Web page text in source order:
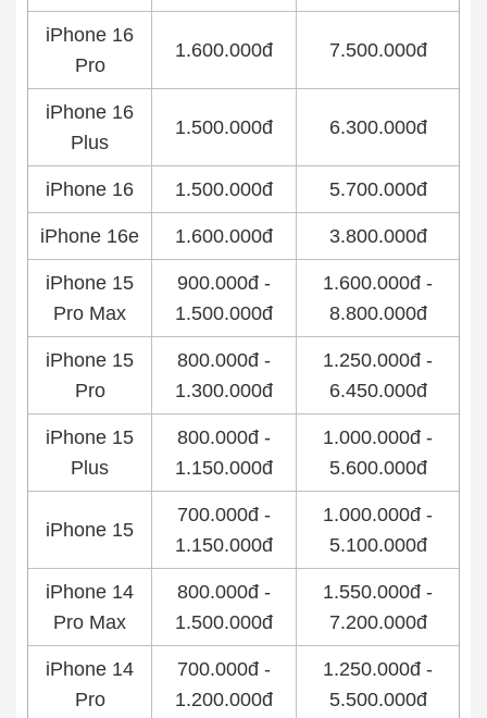
iPhone 16
Pro
1.600.000đ 7.500.000đ
iPhone 16
Plus
1.500.000đ 6.300.000đ
iPhone 16 1.500.000đ 5.700.000đ
iPhone 16e 1.600.000đ 3.800.000đ
iPhone 15
Pro Max
900.000đ -
1.500.000đ
1.600.000đ -
8.800.000đ
iPhone 15
Pro
800.000đ -
1.300.000đ
1.250.000đ -
6.450.000đ
iPhone 15
Plus
800.000đ -
1.150.000đ
1.000.000đ -
5.600.000đ
iPhone 15
700.000đ -
1.150.000đ
1.000.000đ -
5.100.000đ
iPhone 14
Pro Max
800.000đ -
1.500.000đ
1.550.000đ -
7.200.000đ
iPhone 14
Pro
700.000đ -
1.200.000đ
1.250.000đ -
5.500.000đ